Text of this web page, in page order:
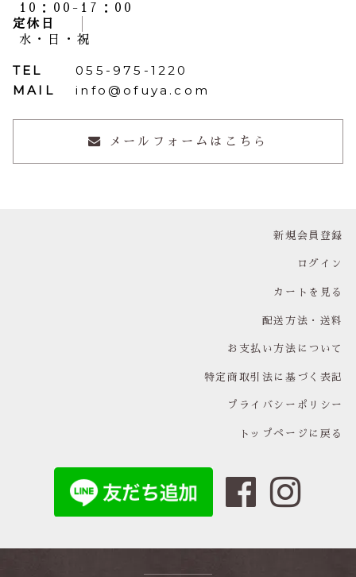
10：00-17：00
定休日
水・日・祝
TEL
055-975-1220
MAIL
info@ofuya.com
メールフォームはこちら
新規会員登録
ログイン
カートを見る
配送方法・送料
お支払い方法について
特定商取引法に基づく表記
プライバシーポリシー
トップページに戻る